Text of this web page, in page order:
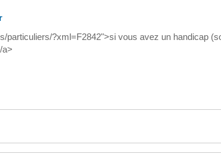
?xml=F2842">si vous avez un handicap
a>